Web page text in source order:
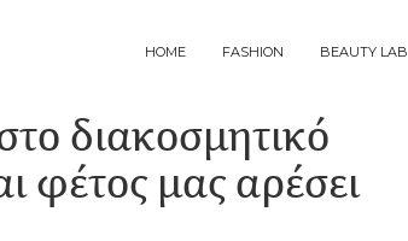
MAIN
HOME FASHION BEAUTY LAB
διακοσμητικό
φέτος μας αρέσει